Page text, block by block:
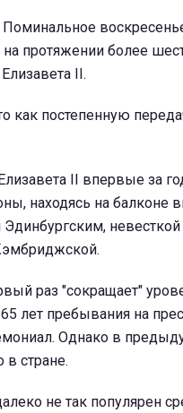
протяжении более
II.
как постепенную
II впервые за
находясь на балконе
раз "сокращает"
лет пребывания на
Однако в
стране.
не так популярен